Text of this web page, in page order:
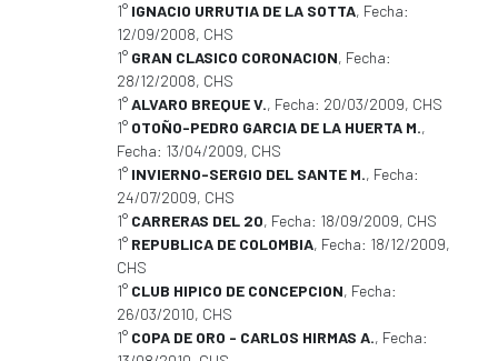
1° IGNACIO URRUTIA DE LA SOTTA, Fecha:
12/09/2008, CHS
1° GRAN CLASICO CORONACION, Fecha:
28/12/2008, CHS
1°ALVARO BREQUE V., Fecha: 20/03/2009, CHS
1° OTOÑO-PEDRO GARCIA DE LA HUERTA M.,
Fecha: 13/04/2009, CHS
1° INVIERNO-SERGIO DEL SANTE M., Fecha:
24/07/2009, CHS
1° CARRERAS DEL 20, Fecha: 18/09/2009, CHS
1° REPUBLICA DE COLOMBIA, Fecha: 18/12/2009,
CHS
1° CLUB HIPICO DE CONCEPCION, Fecha:
26/03/2010, CHS
1° COPA DE ORO - CARLOS HIRMAS A., Fecha: